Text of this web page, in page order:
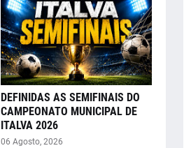
DEFINIDAS AS SEMIFINAIS DO
CAMPEONATO MUNICIPAL DE
ITALVA 2026
06 Agosto, 2026